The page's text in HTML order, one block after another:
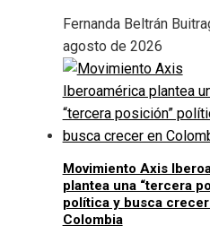
Fernanda Beltrán
agosto de 2026
Movimiento Axis
plantea una “tercera
política y busca
Colombia